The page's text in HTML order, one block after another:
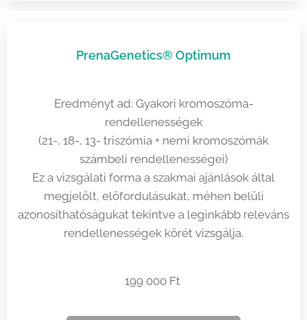
PrenaGenetics® Optimum
Eredményt ad: Gyakori kromoszóma-
rendellenességek
(21-, 18-, 13- triszómia + nemi kromoszómák
számbeli rendellenességei)
Ez a vizsgálati forma a szakmai ajánlások által
megjelölt, előfordulásukat, méhen belüli
azonosíthatóságukat tekintve a leginkább releváns
rendellenességek körét vizsgálja.
199 000 Ft